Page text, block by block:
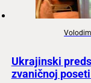
Ukrajinski
zvaničnoj